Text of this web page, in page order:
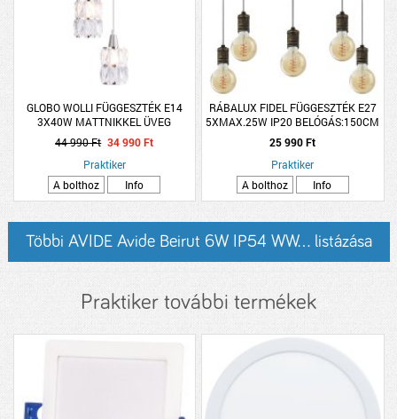
GLOBO WOLLI FÜGGESZTÉK E14
3X40W MATTNIKKEL ÜVEG
KRISTÁLYOS BURA, ÁTMÉRŐ:25CM,
HOSSZÚSÁG:120CM
44 990 Ft 34 990 Ft
Praktiker
A bolthoz
Info
RÁBALUX FIDEL FÜGGESZTÉK E27
5XMAX.25W IP20 BELÓGÁS:150CM
ANTIK ARANY
25 990 Ft
Praktiker
A bolthoz
Info
Többi AVIDE Avide Beirut 6W IP54 WW... listázása
Praktiker további termékek